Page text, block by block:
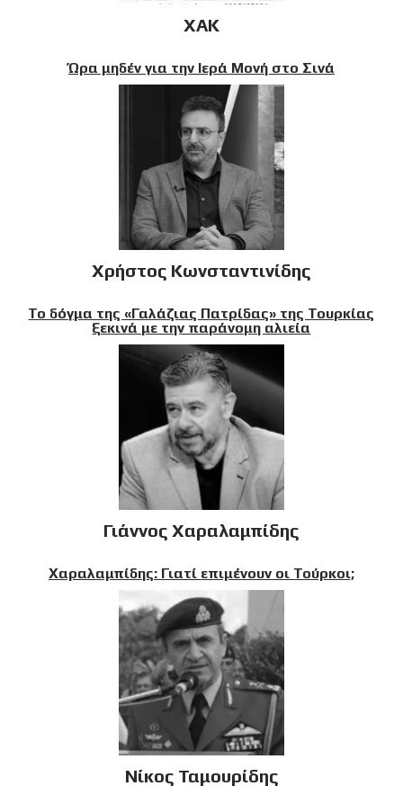
XAK
Ώρα μηδέν για την Ιερά Μονή στο Σινά
Χρήστος Κωνσταντινίδης
Το δόγμα της «Γαλάζιας Πατρίδας» της Τουρκίας
ξεκινά με την παράνομη αλιεία
Γιάννος Χαραλαμπίδης
Χαραλαμπίδης: Γιατί επιμένουν οι Τούρκοι;
Νίκος Ταμουρίδης